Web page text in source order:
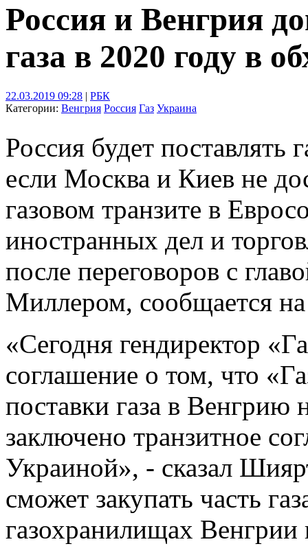
Россия и Венгрия
газа в 2020 году в
22.03.2019 09:28 | РБК
Категории: Венгрия Россия Газ Украина
Россия будет поставлять
если Москва и Киев не
газовом транзите в
иностранных дел и
после переговоров с
Миллером, сообщается
«Сегодня гендиректор
соглашение о том, что
поставки газа в Венгрию
заключено транзитное
Украиной», - сказал
сможет закупать часть
газохранилищах Венгрии